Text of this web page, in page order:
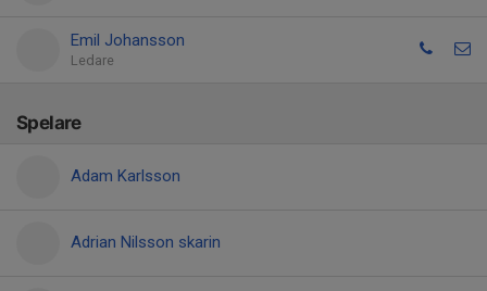
Emil Johansson
Ledare
Spelare
Adam Karlsson
Adrian Nilsson skarin